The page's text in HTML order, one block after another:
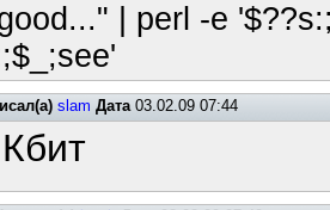
| perl -e
slam Дата03.02.09 07:44